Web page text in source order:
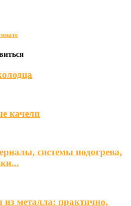
качели
системы подогрева,
металла: практично,